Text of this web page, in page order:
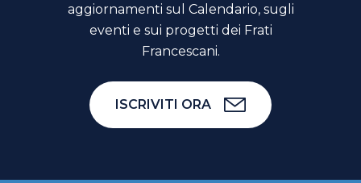
aggiornamenti sul Calendario, sugli
eventi e sui progetti dei Frati
Francescani.
ISCRIVITI ORA